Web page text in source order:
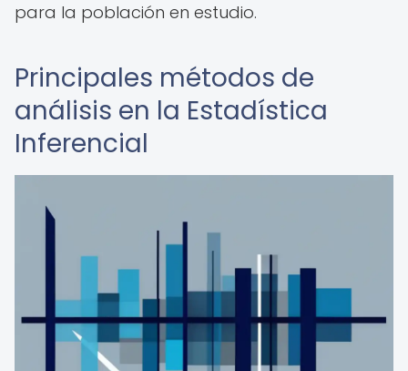
para la población en estudio.
Principales métodos de
análisis en la Estadística
Inferencial